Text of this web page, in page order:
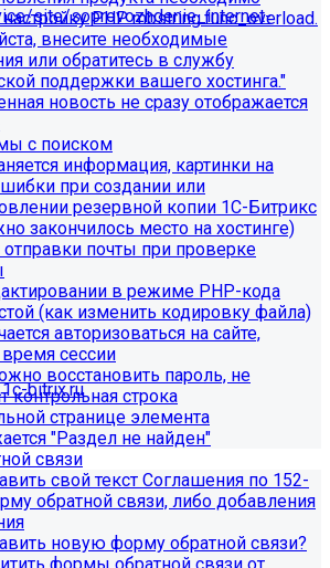
site/soprovozhdenie_internet-
что вы получаете команду
сотрудника: мы берём на себя
и контроль работоспособности,
на сбои, снижаем риски простоев и
не нужно тратить время и бюджет на
специалистов.
сервера
адреса обновлений может
срок действия лицензии.
«Главного модуля»
bitrix.ru.
через «Систему
PHP mbstring.func_overload.
внесите необходимые
или обратитесь в службу
поддержки вашего хостинга."
новость не сразу отображается
с поиском
информация, картинки на
при создании или
резервной копии 1С-Битрикс
закончилось место на хостинге)
почты при проверке
в режиме PHP-кода
(как изменить кодировку файла)
авторизоваться на сайте,
время сессии
восстановить пароль, не
контрольная строка
странице элемента
"Раздел не найден"
связи
свой текст Соглашения по 152-
обратной связи, либо добавления
новую форму обратной связи?